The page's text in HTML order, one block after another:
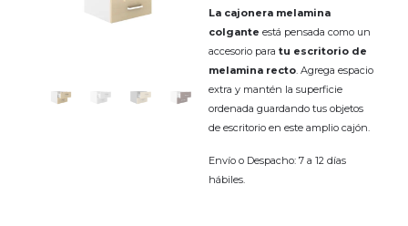
La cajonera melamina
colgante está pensada como un
accesorio paratu escritorio de
melamina recto. Agrega espacio
extra y mantén la superficie
ordenada guardando tus objetos
de escritorio en este amplio cajón.
Envío o Despacho: 7 a 12 días
hábiles.